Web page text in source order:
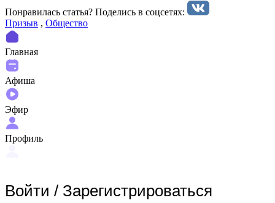
Понравилась статья? Поделиcь в соцсетях:
Призыв , Общество
Главная
Афиша
Эфир
Профиль
Войти / Зарегистрироваться